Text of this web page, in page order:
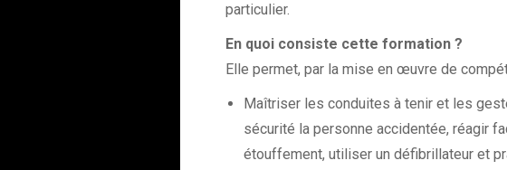
particulier.
En quoi consiste cette formation ?
Elle permet, par la mise en œuvre de
Maîtriser les conduites à tenir et les
sécurité la personne accidentée, réagir
étouffement, utiliser un défibrillateur et